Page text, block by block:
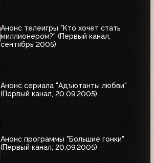
Анонс телеигры "Кто хочет стать
миллионером?" (Первый канал,
сентябрь 2005)
Анонс сериала "Адъютанты любви"
(Первый канал, 20.09.2005)
Анонс программы "Большие гонки"
(Первый канал, 20.09.2005)